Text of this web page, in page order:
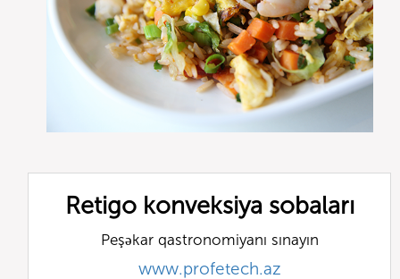
Retigo konveksiya sobaları
Peşəkar qastronomiyanı sınayın
www.profetech.az